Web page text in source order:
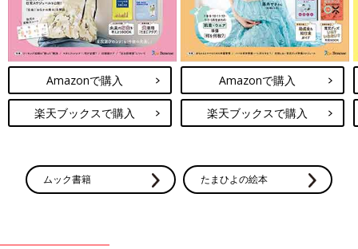
Amazonで購入
楽天ブックスで購入
Amazonで購入
楽天ブックスで購入
ムック書籍 たまひよの絵本